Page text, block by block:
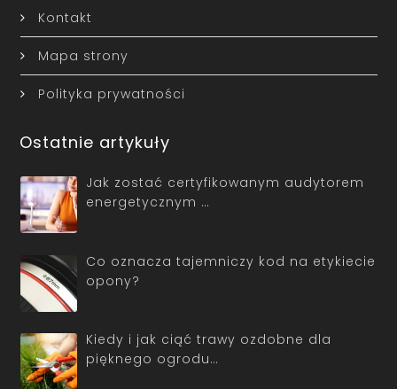
Kontakt
Mapa strony
Polityka prywatności
Ostatnie artykuły
Jak zostać certyfikowanym audytorem
energetycznym …
Co oznacza tajemniczy kod na etykiecie
opony?
Kiedy i jak ciąć trawy ozdobne dla
pięknego ogrodu…